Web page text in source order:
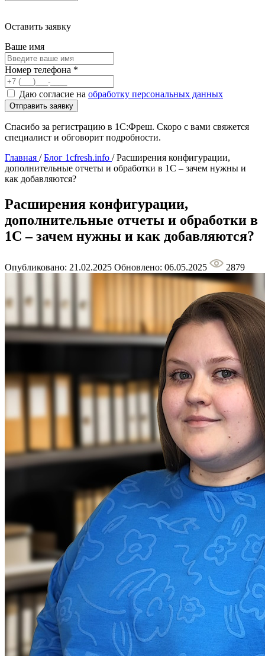
Оставить заявку
Ваше имя
Номер телефона *
Даю согласие на обработку персональных данных
Спасибо за регистрацию в 1С:Фреш. Скоро с вами свяжется
специалист и обговорит подробности.
Главная /Блог 1cfresh.info /Расширения конфигурации,
дополнительные отчеты и обработки в 1С – зачем нужны и
как добавляются?
Расширения конфигурации,
дополнительные отчеты и обработки в
1С – зачем нужны и как добавляются?
Опубликовано: 21.02.2025 Обновлено: 06.05.2025 2879